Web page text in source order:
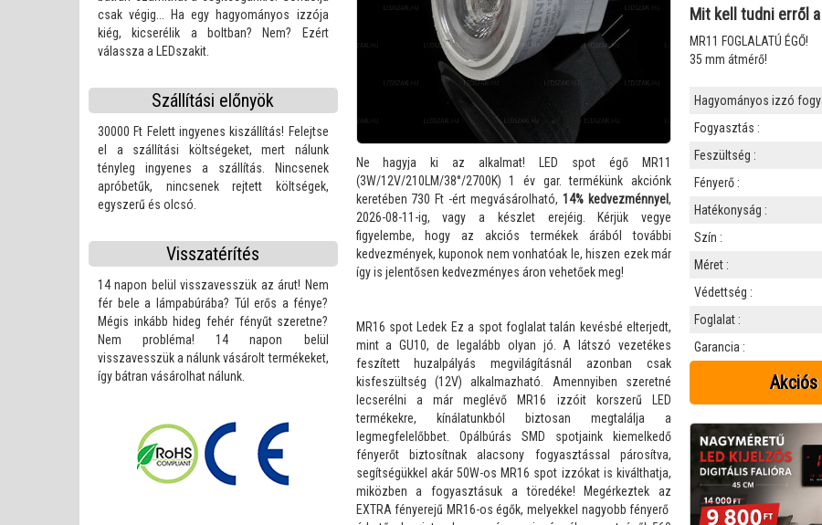
Csatlakozők, kiegészítők
Karácsonyi dekorációs állatfigurák és díszek
csak végig... Ha egy hagyományos izzója
kiég, kicserélik a boltban? Nem? Ezért
válassza a LEDszakit.
Szállítási előnyök
30000 Ft Felett ingyenes kiszállítás! Felejtse
el a szállítási költségeket, mert nálunk
tényleg ingyenes a szállítás. Nincsenek
apróbetűk, nincsenek rejtett költségek,
egyszerű és olcsó.
Visszatérítés
14 napon belül visszavesszük az árut! Nem
fér bele a lámpabúrába? Túl erős a fénye?
Mégis inkább hideg fehér fényűt szeretne?
Nem probléma! 14 napon belül
visszavesszük a nálunk vásárolt termékeket,
így bátran vásárolhat nálunk.
Ne hagyja ki az alkalmat! LED spot égő MR11
(3W/12V/210LM/38°/2700K) 1 év gar. termékünk akciónk
keretében 730 Ft -ért megvásárolható,14% kedvezménnyel,
2026-08-11-ig, vagy a készlet erejéig. Kérjük vegye
figyelembe, hogy az akciós termékek árából további
kedvezmények, kuponok nem vonhatóak le, hiszen ezek már
így is jelentősen kedvezményes áron vehetőek meg!
MR16 spot Ledek Ez a spot foglalat talán kevésbé elterjedt,
mint a GU10, de legalább olyan jó. A látszó vezetékes
feszített huzalpályás megvilágításnál azonban csak
kisfeszültség (12V) alkalmazható. Amennyiben szeretné
lecserélni a már meglévő MR16 izzóit korszerű LED
termékekre, kínálatunkból biztosan megtalálja a
legmegfelelőbbet. Opálbúrás SMD spotjaink kiemelkedő
fényerőt biztosítnak alacsony fogyasztással párosítva,
segítségükkel akár 50W-os MR16 spot izzókat is kiválthatja,
miközben a fogyasztásuk a töredéke! Megérkeztek az
EXTRA fényerejű MR16-os égők, melyekkel nagyobb fényerő
Mit kell tudni erről
MR11 FOGLALATÚ ÉGŐ!
35 mm átmérő!
Hagyományos izzó
Fogyasztás :
Feszültség :
Fényerő :
Hatékonyság :
Szín :
Méret :
Védettség :
Foglalat :
Garancia :
Akciós